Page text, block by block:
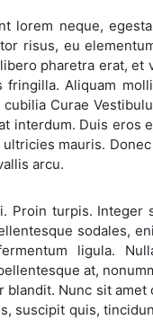
lorem neque,
risus, eu
pharetra erat, et
Aliquam
Curae
interdum. Duis eros
mauris.
arcu.
Proin turpis. Integer
sodales,
ligula.
at,
blandit. Nunc sit amet
suscipit quis,